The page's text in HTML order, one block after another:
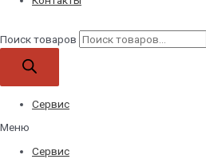
Поиск товаров
Сервис
Меню
Сервис